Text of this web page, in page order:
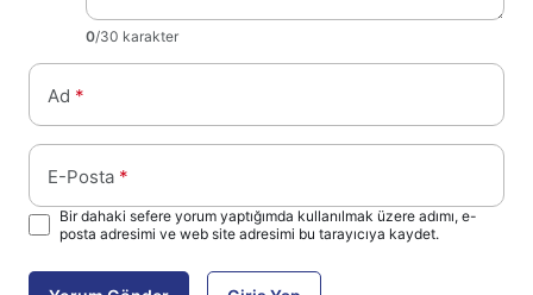
0/30 karakter
Ad *
E-Posta *
Bir dahaki sefere yorum yaptığımda kullanılmak üzere adımı, e-
posta adresimi ve web site adresimi bu tarayıcıya kaydet.